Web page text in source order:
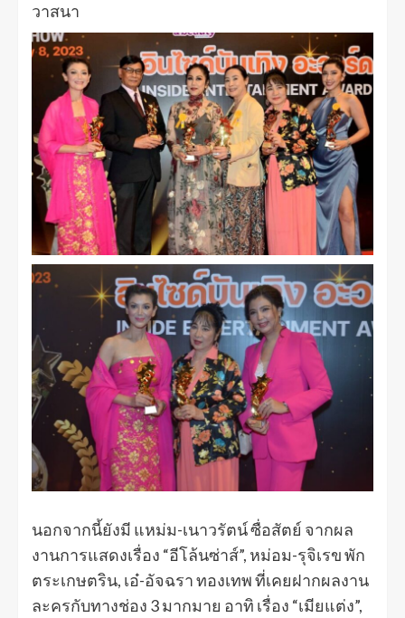
วาสนา
นอกจากนี้ยังมี แหม่ม-เนาวรัตน์ ซื่อสัตย์ จากผล
งานการแสดงเรื่อง “อีโล้นซ่าส์”, หม่อม-รุจิเรข พัก
ตระเกษตริน, เอ๋-อัจฉรา ทองเทพ ที่เคยฝากผลงาน
ละครกับทางช่อง 3 มากมาย อาทิ เรื่อง “เมียแต่ง”,